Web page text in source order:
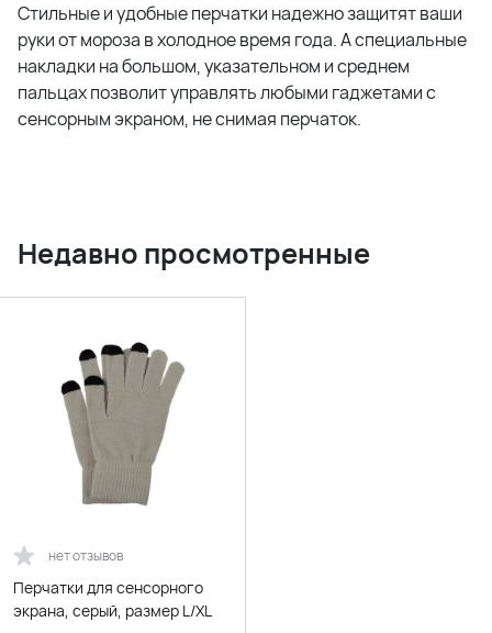
Стильные и удобные перчатки надежно защитят ваши
руки от мороза в холодное время года. А специальные
накладки на большом, указательном и среднем
пальцах позволит управлять любыми гаджетами с
сенсорным экраном, не снимая перчаток.
Недавно просмотренные
нет отзывов
Перчатки для сенсорного
экрана, серый, размер L/XL